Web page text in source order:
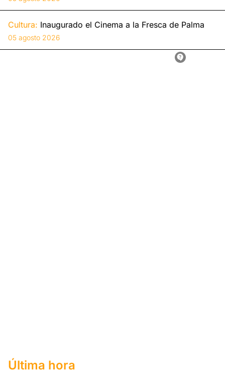
Cultura: Inaugurado el Cinema a la Fresca de Palma
05 agosto 2026
Última hora